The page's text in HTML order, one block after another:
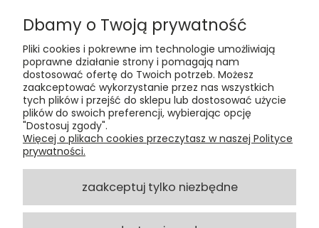
Kontakt:
t:+48 609 155 327
e:vinyltamka@gmail.com
ul. Chmielna 20, 00-020 Warszawa
Dbamy o Twoją prywatność
Pliki cookies i pokrewne im technologie umożliwiają
poprawne działanie strony i pomagają nam
dostosować ofertę do Twoich potrzeb. Możesz
zaakceptować wykorzystanie przez nas wszystkich
tych plików i przejść do sklepu lub dostosować użycie
plików do swoich preferencji, wybierając opcję
"Dostosuj zgody".
Więcej o plikach cookies przeczytasz w naszej Polityce
prywatności.
zaakceptuj tylko niezbędne